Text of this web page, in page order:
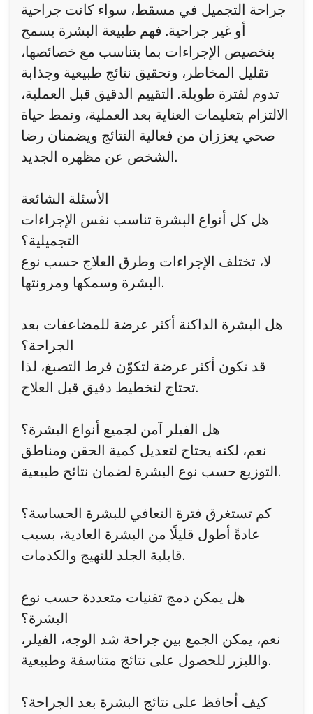
جراحة التجميل في مسقط، سواء كانت جراحية
أو غير جراحية. فهم طبيعة البشرة يسمح
بتخصيص الإجراءات بما يتناسب مع خصائصها،
تقليل المخاطر، وتحقيق نتائج طبيعية وجذابة
تدوم لفترة طويلة. التقييم الدقيق قبل العملية،
الالتزام بتعليمات العناية بعد العملية، ونمط حياة
صحي يعززان من فعالية النتائج ويضمنان رضا
الشخص عن مظهره الجديد.
الأسئلة الشائعة
هل كل أنواع البشرة تناسب نفس الإجراءات
التجميلية؟
لا، تختلف الإجراءات وطرق العلاج حسب نوع
البشرة وسمكها ومرونتها.
هل البشرة الداكنة أكثر عرضة للمضاعفات بعد
الجراحة؟
قد تكون أكثر عرضة لتكوّن فرط التصبغ، لذا
تحتاج لتخطيط دقيق قبل العلاج.
هل الفيلر آمن لجميع أنواع البشرة؟
نعم، لكنه يحتاج لتعديل كمية الحقن ومناطق
التوزيع حسب نوع البشرة لضمان نتائج طبيعية.
كم تستغرق فترة التعافي للبشرة الحساسة؟
عادةً أطول قليلًا من البشرة العادية، بسبب
قابلية الجلد للتهيج والكدمات.
هل يمكن دمج تقنيات متعددة حسب نوع
البشرة؟
نعم، يمكن الجمع بين جراحة شد الوجه، الفيلر،
والليزر للحصول على نتائج متناسقة وطبيعية.
كيف أحافظ على نتائج البشرة بعد الجراحة؟